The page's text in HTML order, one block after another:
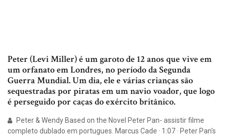
Peter (Levi Miller) é um garoto de 12 anos que vive em
um orfanato em Londres, no período da Segunda
Guerra Mundial. Um dia, ele e várias crianças são
sequestradas por piratas em um navio voador, que logo
é perseguido por caças do exército britânico.
Peter & Wendy Based on the Novel Peter Pan- assistir filme
completo dublado em portugues. Marcus Cade · 1:07 · Peter Pan's